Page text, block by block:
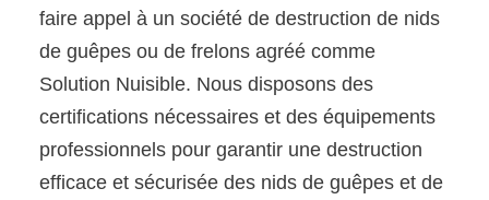
faire appel à un société de destruction de nids
de guêpes ou de frelons agréé comme
Solution Nuisible. Nous disposons des
certifications nécessaires et des équipements
professionnels pour garantir une destruction
efficace et sécurisée des nids de guêpes et de